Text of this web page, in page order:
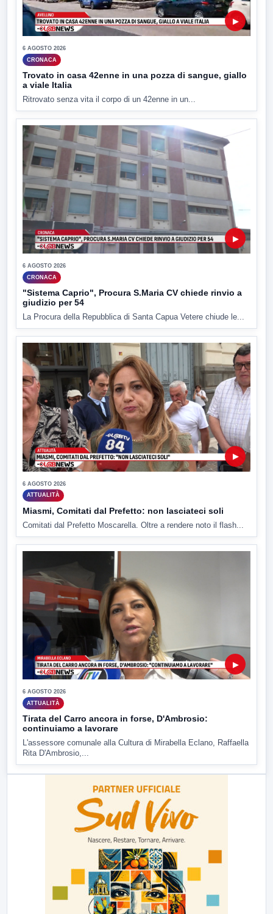
▶
6 AGOSTO 2026
CRONACA
Trovato in casa 42enne in una pozza di sangue, giallo
a viale Italia
Ritrovato senza vita il corpo di un 42enne in un...
▶
6 AGOSTO 2026
CRONACA
"Sistema Caprio", Procura S.Maria CV chiede rinvio a
giudizio per 54
La Procura della Repubblica di Santa Capua Vetere chiude le...
▶
6 AGOSTO 2026
ATTUALITÀ
Miasmi, Comitati dal Prefetto: non lasciateci soli
Comitati dal Prefetto Moscarella. Oltre a rendere noto il flash...
▶
6 AGOSTO 2026
ATTUALITÀ
Tirata del Carro ancora in forse, D'Ambrosio:
continuiamo a lavorare
L'assessore comunale alla Cultura di Mirabella Eclano, Raffaella
Rita D'Ambrosio,...